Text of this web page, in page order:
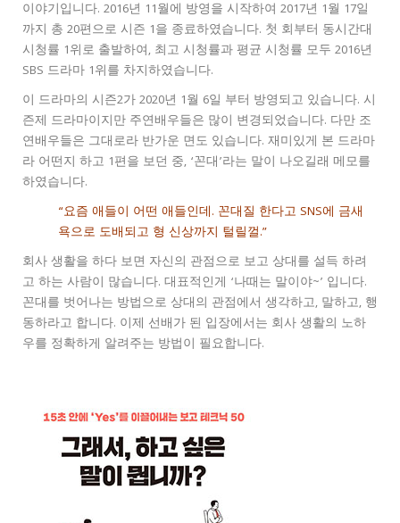
이야기입니다. 2016년 11월에 방영을 시작하여 2017년 1월 17일
까지 총 20편으로 시즌 1을 종료하였습니다. 첫 회부터 동시간대
시청률 1위로 출발하여, 최고 시청률과 평균 시청률 모두 2016년
SBS 드라마 1위를 차지하였습니다.
이 드라마의 시즌2가 2020년 1월 6일 부터 방영되고 있습니다. 시
즌제 드라마이지만 주연배우들은 많이 변경되었습니다. 다만 조
연배우들은 그대로라 반가운 면도 있습니다. 재미있게 본 드라마
라 어떤지 하고 1편을 보던 중, ‘꼰대’라는 말이 나오길래 메모를
하였습니다.
“요즘 애들이 어떤 애들인데. 꼰대질 한다고 SNS에 금새
욕으로 도배되고 형 신상까지 털릴껄.”
회사 생활을 하다 보면 자신의 관점으로 보고 상대를 설득 하려
고 하는 사람이 많습니다. 대표적인게 ‘나때는 말이야~’ 입니다.
꼰대를 벗어나는 방법으로 상대의 관점에서 생각하고, 말하고, 행
동하라고 합니다. 이제 선배가 된 입장에서는 회사 생활의 노하
우를 정확하게 알려주는 방법이 필요합니다.